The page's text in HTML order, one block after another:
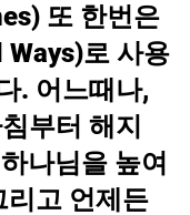
또 한번은
로 사용
. 어느때나,
부터 해지
나님을 높여
리고 언제든